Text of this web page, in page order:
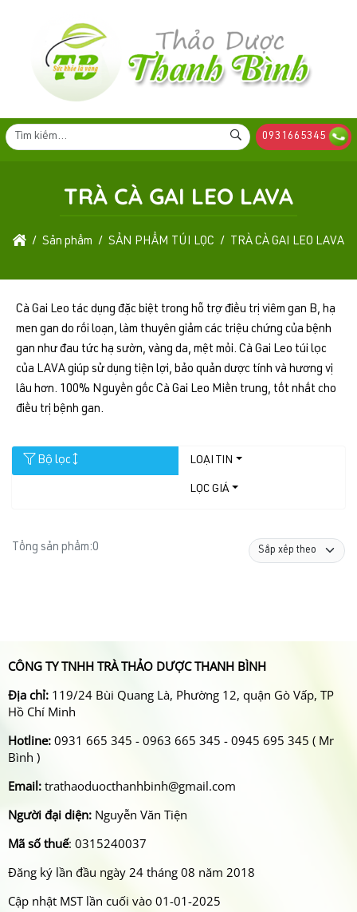
0931665345
TRÀ CÀ GAI LEO LAVA
Sản phẩm SẢN PHẨM TÚI LỌC TRÀ CÀ GAI LEO LAVA
Cà Gai Leo tác dụng đặc biệt trong hỗ trợ điều trị viêm gan B, hạ
men gan do rối loạn, làm thuyên giảm các triệu chứng của bệnh
gan như đau tức hạ sườn, vàng da, mệt mỏi. Cà Gai Leo túi lọc
của LAVA giúp sử dụng tiện lợi, bảo quản dược tính và hương vị
lâu hơn. 100% Nguyền gốc Cà Gai Leo Miền trung, tốt nhất cho
điều trị bệnh gan.
Bộ lọc LOẠI TIN
LỌC GIÁ
Tổng sản phẩm:0
CÔNG TY TNHH TRÀ THẢO DƯỢC THANH BÌNH
Địa chỉ: 119/24 Bùi Quang Là, Phường 12, quận Gò Vấp, TP
Hồ Chí Minh
Hotline: 0931 665 345 - 0963 665 345 - 0945 695 345 ( Mr
Bình )
Email: trathaoduocthanhbinh@gmail.com
Người đại diện: Nguyễn Văn Tiện
Mã số thuế: 0315240037
Đăng ký lần đầu ngày 24 tháng 08 năm 2018
Cập nhật MST lần cuối vào 01-01-2025